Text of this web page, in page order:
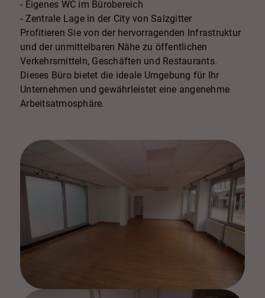
- Eigenes WC im Bürobereich
- Zentrale Lage in der City von Salzgitter
Profitieren Sie von der hervorragenden Infrastruktur
und der unmittelbaren Nähe zu öffentlichen
Verkehrsmitteln, Geschäften und Restaurants.
Dieses Büro bietet die ideale Umgebung für Ihr
Unternehmen und gewährleistet eine angenehme
Arbeitsatmosphäre.